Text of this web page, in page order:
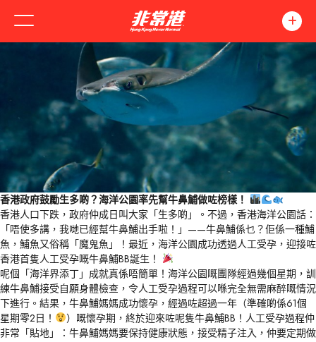
香港政府鼓勵生多啲？海洋公園率先幫牛鼻鯆做咗榜樣！
香港人口下跌，政府仲成日叫大家「生多啲」。不過，香港海洋公園話：
「唔使多講，我哋已經幫牛鼻鯆出手啦！」 ——牛鼻鯆係乜？佢係一種鯆
魚，鯆魚又俗稱「魔鬼魚」！最近，海洋公園成功透過人工受孕，迎接咗
香港首隻人工受孕嘅牛鼻鯆BB誕生！
呢個「海洋界添丁」成就真係唔簡單！海洋公園嘅團隊經過幾個星期，訓
練牛鼻鯆接受自願身體檢查，令人工受孕過程可以喺完全無需麻醉嘅情況
下進行。結果，牛鼻鯆媽媽成功懷孕，經過咗超過一年（準確啲係61個
星期零2日！ ）嘅懷孕期，終於迎來咗呢隻牛鼻鯆BB ！人工受孕過程仲
非常「貼地」：牛鼻鯆媽媽要保持健康狀態，接受精子注入，仲要定期做